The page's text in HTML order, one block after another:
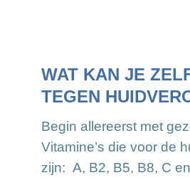
WAT KAN JE
TEGEN
Begin allereerst met
Vitamine’s die voor de
zijn: A, B2, B5, B8, C